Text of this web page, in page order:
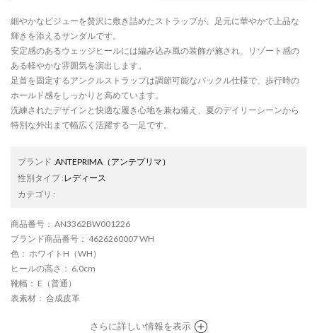
細やかなビジューを贅沢に敷き詰めたストラップが、足元に華やかで上品な
輝きを添えるサンダルです。
安定感のあるウェッジヒールには編み込み風の装飾が施され、リゾート感の
ある軽やかな雰囲気を演出します。
足首を固定するアンクルストラップは調節可能なバックル仕様で、歩行時の
ホールド感をしっかりと高めています。
洗練されたデザインと快適な履き心地を兼ね備え、夏のデイリーシーンから
特別な外出まで幅広く活躍する一足です。
ブランド :ANTEPRIMA （アンテプリマ）
性別タイプ:レディース
カテゴリ :
商品番号 ： AN3362BW001226
ブランド商品番号 ： 4626260007 WH
色 ： ホワイトH（WH）
ヒールの高さ ： 6.0cm
靴幅 ： E（普通）
表素材 ： 合成皮革
さらに詳しい情報を表示